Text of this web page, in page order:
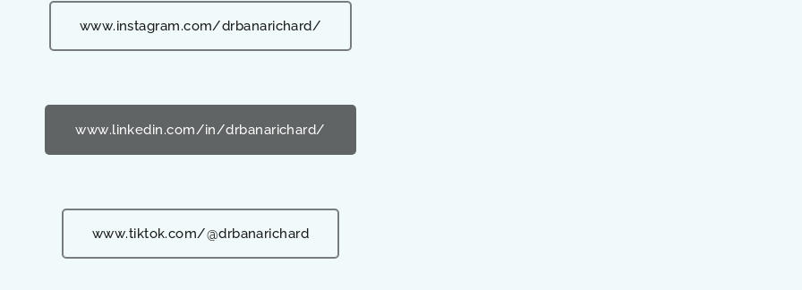
www.instagram.com/drbanarichard/
www.linkedin.com/in/drbanarichard/
www.tiktok.com/@drbanarichard